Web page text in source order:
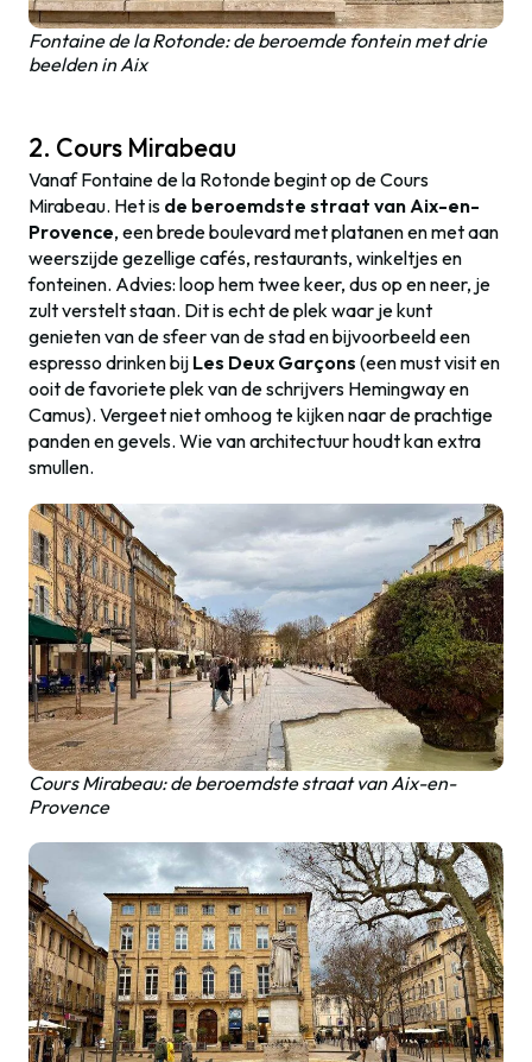
Fontaine de la Rotonde: de beroemde fontein met drie
beelden in Aix
2. Cours Mirabeau
Vanaf Fontaine de la Rotonde begint op de Cours
Mirabeau. Het is de beroemdste straat van Aix-en-
Provence, een brede boulevard met platanen en met aan
weerszijde gezellige cafés, restaurants, winkeltjes en
fonteinen. Advies: loop hem twee keer, dus op en neer, je
zult verstelt staan. Dit is echt de plek waar je kunt
genieten van de sfeer van de stad en bijvoorbeeld een
espresso drinken bij Les Deux Garçons (een must visit en
ooit de favoriete plek van de schrijvers Hemingway en
Camus). Vergeet niet omhoog te kijken naar de prachtige
panden en gevels. Wie van architectuur houdt kan extra
smullen.
Cours Mirabeau: de beroemdste straat van Aix-en-
Provence